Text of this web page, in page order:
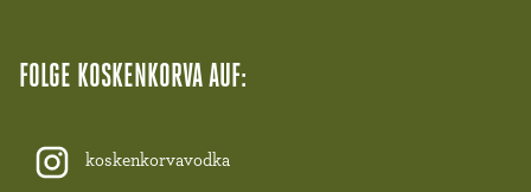
FOLGE KOSKENKORVA AUF:
koskenkorvavodka